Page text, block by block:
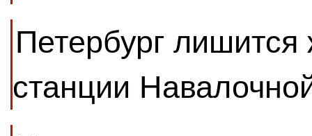
Петербург
станции